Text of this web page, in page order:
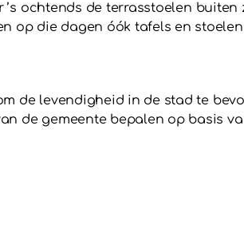
’s ochtends de terrasstoelen
op die dagen óók tafels en
de levendigheid in de stad te
de gemeente bepalen op basis